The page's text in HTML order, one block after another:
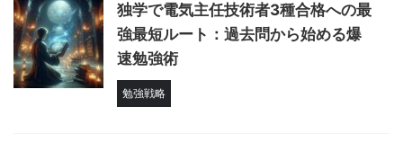
独学で電気主任技術者3種合格への最
強最短ルート：過去問から始める爆
速勉強術
勉強戦略